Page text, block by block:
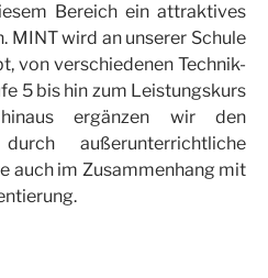
Bereich ein attraktives
MINT wird an unserer Schule
von verschiedenen Technik-
5 bis hin zum Leistungskurs
ergänzen wir den
außerunterrichtliche
auch im Zusammenhang mit